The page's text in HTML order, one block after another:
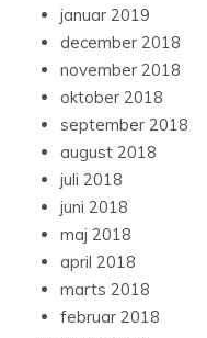
januar 2019
december 2018
november 2018
oktober 2018
september 2018
august 2018
juli 2018
juni 2018
maj 2018
april 2018
marts 2018
februar 2018